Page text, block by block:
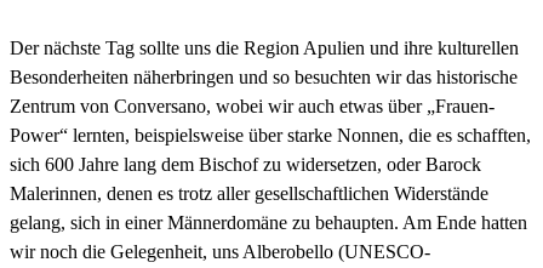
Der nächste Tag sollte uns die Region Apulien und ihre kulturellen
Besonderheiten näherbringen und so besuchten wir das historische
Zentrum von Conversano, wobei wir auch etwas über „Frauen-
Power“ lernten, beispielsweise über starke Nonnen, die es schafften,
sich 600 Jahre lang dem Bischof zu widersetzen, oder Barock
Malerinnen, denen es trotz aller gesellschaftlichen Widerstände
gelang, sich in einer Männerdomäne zu behaupten. Am Ende hatten
wir noch die Gelegenheit, uns Alberobello (UNESCO-